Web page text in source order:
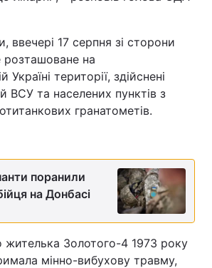
ввечері 17 серпня зі сторони
розташоване на
Україні території, здійснені
ВСУ та населених пунктів з
гранатометів.
поранили
на Донбасі
жителька Золотого-4 1973 року
мінно-вибухову травму,